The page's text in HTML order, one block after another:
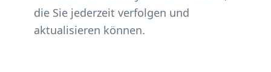
die Sie jederzeit verfolgen und
aktualisieren können.